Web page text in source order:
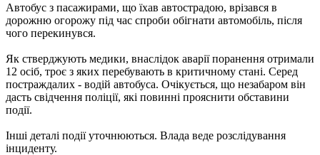
Автобус з пасажирами, що їхав автострадою, врізався в
дорожню огорожу під час спроби обігнати автомобіль, після
чого перекинувся.
Як стверджують медики, внаслідок аварії поранення отримали
12 осіб, троє з яких перебувають в критичному стані. Серед
постраждалих - водій автобуса. Очікується, що незабаром він
дасть свідчення поліції, які повинні прояснити обставини
події.
Інші деталі події уточнюються. Влада веде розслідування
інциденту.